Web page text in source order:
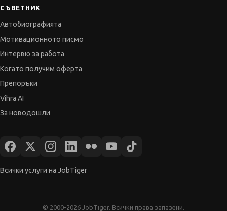
СЪВЕТНИК
Автобиографията
Мотивационното писмо
Интервю за работа
Когато получим оферта
Препоръки
Vihra AI
За новодошли
Всички услуги на JobTiger
© 2000-2026 JobTiger. Всички права запазени.